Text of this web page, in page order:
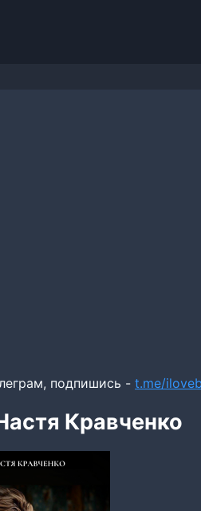
подпишись - t.me/
Кравченко